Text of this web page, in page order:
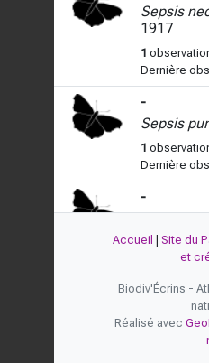
Sepsis
1917
1
Dernière
-
Sepsis
1
Dernière
-
Sepsis
1
Dernière
Accueil Site du
et
Biodiv'Écrins -
Réalisé avec